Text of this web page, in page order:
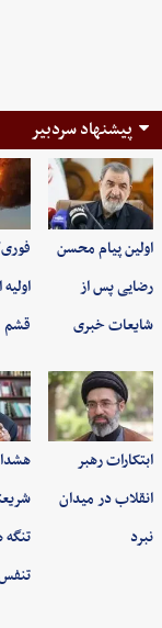
پیشنهاد سردبیر
اولین پیام محسن
رضایی پس از
شایعات خبری
قشم
ابتکارات رهبر
انقلاب در میدان
نبرد
تنگه